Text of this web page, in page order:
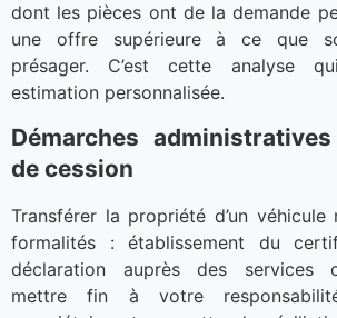
dont les pièces ont de la demande
une offre supérieure à ce que
présager. C’est cette analyse
estimation personnalisée.
Démarches
de cession
Transférer la propriété d’un véhicule
formalités : établissement du
déclaration auprès des services
mettre fin à votre